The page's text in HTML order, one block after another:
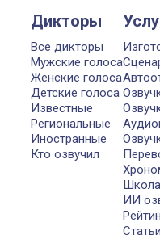
Дикторы
Все дикторы
Мужские голоса
Женские голоса
Детские голоса
Известные
Региональные
Иностранные
Кто озвучил
ИИ
Статьи